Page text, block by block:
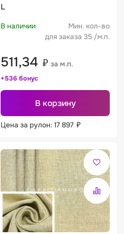
L
В наличии
Мин. кол-во
для заказа 35 /м.п.
511,34 ₽ за м.п.
+536 бонус
В корзину
Цена за рулон: 17 897 ₽